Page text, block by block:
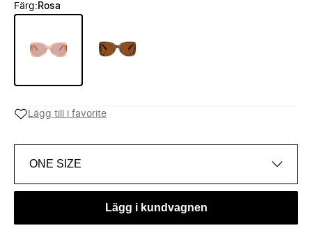
Färg: Rosa
Lägg till i favorite
ONE SIZE
Lägg i kundvagnen